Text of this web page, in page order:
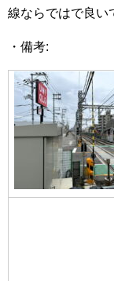
線ならではで良い
・備考: